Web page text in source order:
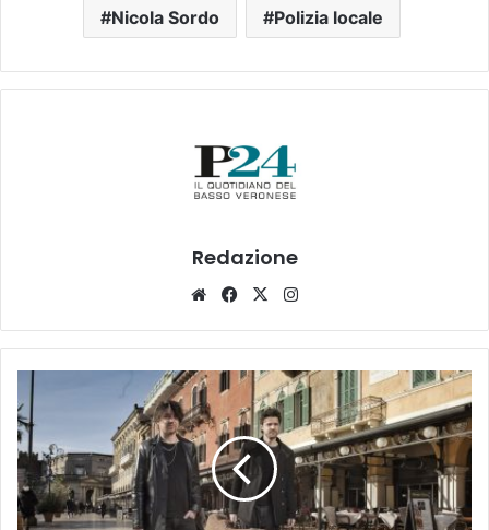
Nicola Sordo Polizia locale
Redazione
WebsiteFacebook
X
Sabato
21
maggio
il
"Liberi
da
Sempre